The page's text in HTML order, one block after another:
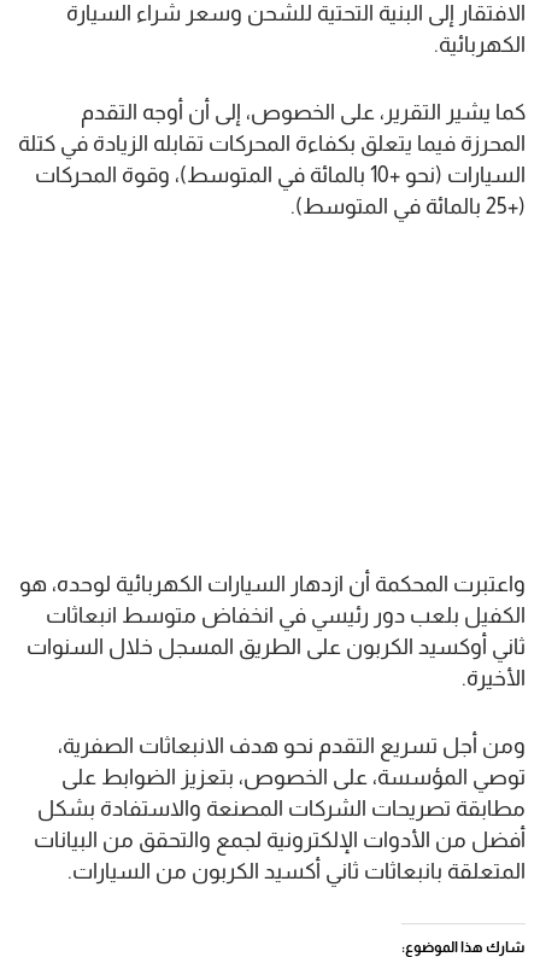
الافتقار إلى البنية التحتية للشحن وسعر شراء السيارة
الكهربائية.
كما يشير التقرير، على الخصوص، إلى أن أوجه التقدم
المحرزة فيما يتعلق بكفاءة المحركات تقابله الزيادة في كتلة
السيارات (نحو +10 بالمائة في المتوسط)، وقوة المحركات
(+25 بالمائة في المتوسط).
واعتبرت المحكمة أن ازدهار السيارات الكهربائية لوحده، هو
الكفيل بلعب دور رئيسي في انخفاض متوسط انبعاثات
ثاني أوكسيد الكربون على الطريق المسجل خلال السنوات
الأخيرة.
ومن أجل تسريع التقدم نحو هدف الانبعاثات الصفرية،
توصي المؤسسة، على الخصوص، بتعزيز الضوابط على
مطابقة تصريحات الشركات المصنعة والاستفادة بشكل
أفضل من الأدوات الإلكترونية لجمع والتحقق من البيانات
المتعلقة بانبعاثات ثاني أكسيد الكربون من السيارات.
شارك هذا الموضوع: